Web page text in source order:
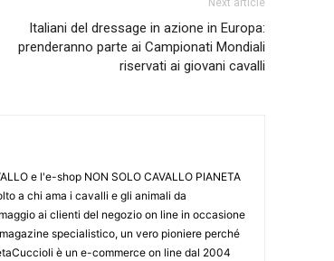
Next article
Italiani del dressage in azione in Europa:
prenderanno parte ai Campionati Mondiali
riservati ai giovani cavalli
e l'e-shop NON SOLO CAVALLO PIANETA
a chi ama i cavalli e gli animali da
ai clienti del negozio on line in occasione
specialistico, un vero pioniere perché
è un e-commerce on line dal 2004